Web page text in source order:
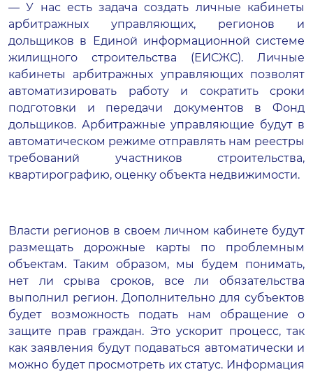
— У нас есть задача создать личные кабинеты
арбитражных управляющих, регионов и
дольщиков в Единой информационной системе
жилищного строительства (ЕИСЖС). Личные
кабинеты арбитражных управляющих позволят
автоматизировать работу и сократить сроки
подготовки и передачи документов в Фонд
дольщиков. Арбитражные управляющие будут в
автоматическом режиме отправлять нам реестры
требований участников строительства,
квартирографию, оценку объекта недвижимости.
Власти регионов в своем личном кабинете будут
размещать дорожные карты по проблемным
объектам. Таким образом, мы будем понимать,
нет ли срыва сроков, все ли обязательства
выполнил регион. Дополнительно для субъектов
будет возможность подать нам обращение о
защите прав граждан. Это ускорит процесс, так
как заявления будут подаваться автоматически и
можно будет просмотреть их статус. Информация